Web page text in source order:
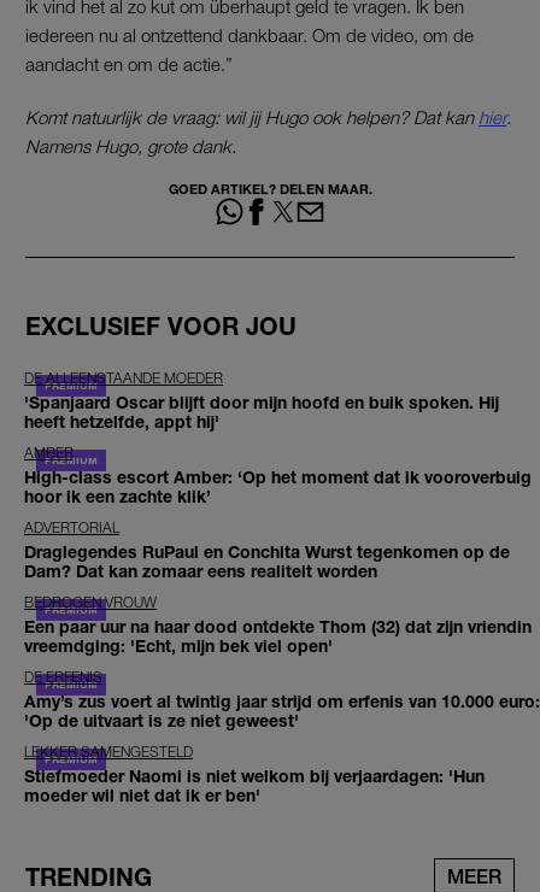
ik vind het al zo kut om überhaupt geld te vragen. Ik ben
iedereen nu al ontzettend dankbaar. Om de video, om de
aandacht en om de actie.”
Komt natuurlijk de vraag: wil jij Hugo ook helpen? Dat kan hier.
Namens Hugo, grote dank.
GOED ARTIKEL? DELEN MAAR.
EXCLUSIEF VOOR JOU
DE ALLEENSTAANDE MOEDER
'Spanjaard Oscar blijft door mijn hoofd en buik spoken. Hij
heeft hetzelfde, appt hij'
AMBER
High-class escort Amber: ‘Op het moment dat ik vooroverbuig
hoor ik een zachte klik’
ADVERTORIAL
Draglegendes RuPaul en Conchita Wurst tegenkomen op de
Dam? Dat kan zomaar eens realiteit worden
BEDROGEN VROUW
Een paar uur na haar dood ontdekte Thom (32) dat zijn vriendin
vreemdging: 'Echt, mijn bek viel open'
DE ERFENIS
Amy’s zus voert al twintig jaar strijd om erfenis van 10.000 euro:
'Op de uitvaart is ze niet geweest'
LEKKER SAMENGESTELD
Stiefmoeder Naomi is niet welkom bij verjaardagen: 'Hun
moeder wil niet dat ik er ben'
TRENDING MEER